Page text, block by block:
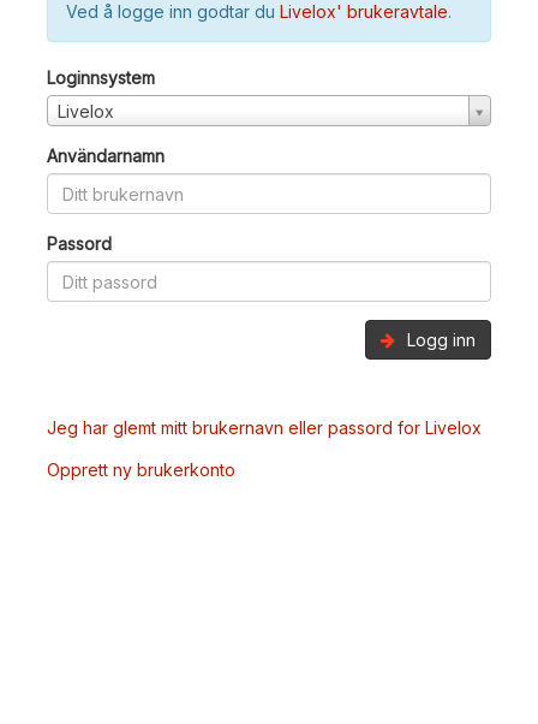
Ved å logge inn godtar du Livelox' brukeravtale.
Loginnsystem
Livelox
Användarnamn
Passord
Logg inn
Jeg har glemt mitt brukernavn eller passord for Livelox
Opprett ny brukerkonto